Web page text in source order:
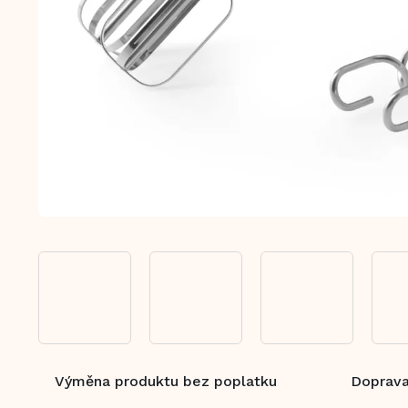
Výměna produktu bez poplatku